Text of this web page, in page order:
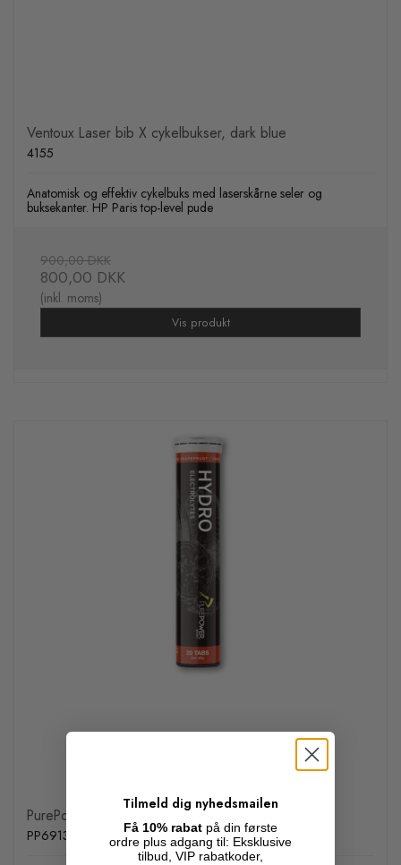
Ventoux Laser bib X cykelbukser, dark blue
4155
Anatomisk og effektiv cykelbuks med laserskårne seler og
buksekanter. HP Paris top-level pude
900,00 DKK
800,00 DKK
(inkl. moms)
Vis produkt
PurePower Hydro drikketabletter, sød grape
PP6913000
Tilmeld dig nyhedsmailen
Få 10% rabat på din første
ordre plus adgang til: Eksklusive
tilbud, VIP rabatkoder,